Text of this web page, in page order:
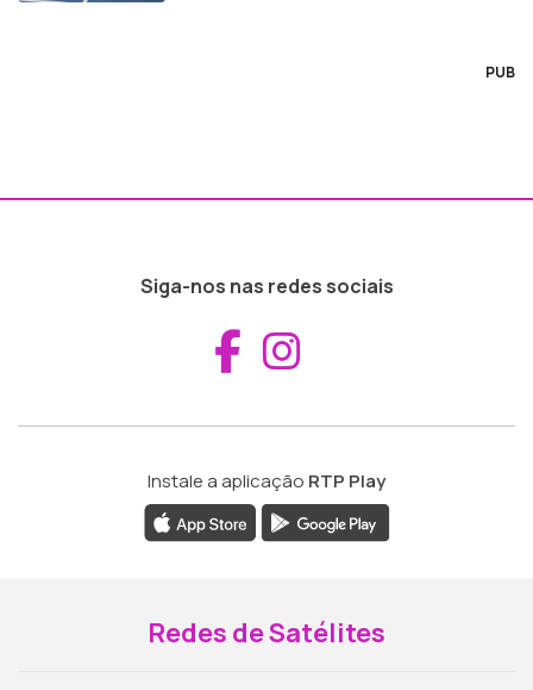
PUB
Siga-nos nas redes sociais
Aceder ao
Instale a aplicação RTP Play
Redes de Satélites